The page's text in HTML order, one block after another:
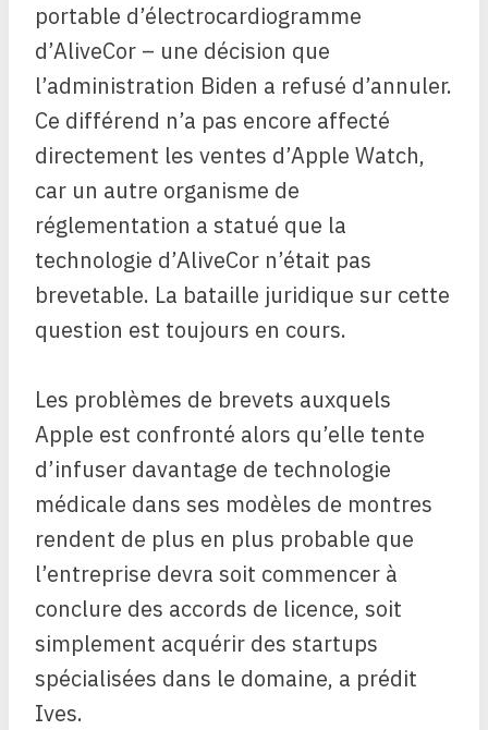
portable d’électrocardiogramme
d’AliveCor – une décision que
l’administration Biden a refusé d’annuler.
Ce différend n’a pas encore affecté
directement les ventes d’Apple Watch,
car un autre organisme de
réglementation a statué que la
technologie d’AliveCor n’était pas
brevetable. La bataille juridique sur cette
question est toujours en cours.
Les problèmes de brevets auxquels
Apple est confronté alors qu’elle tente
d’infuser davantage de technologie
médicale dans ses modèles de montres
rendent de plus en plus probable que
l’entreprise devra soit commencer à
conclure des accords de licence, soit
simplement acquérir des startups
spécialisées dans le domaine, a prédit
Ives.